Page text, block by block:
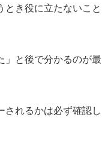
とき役に立たないこと
」と後で分かるのが最
されるかは必ず確認し